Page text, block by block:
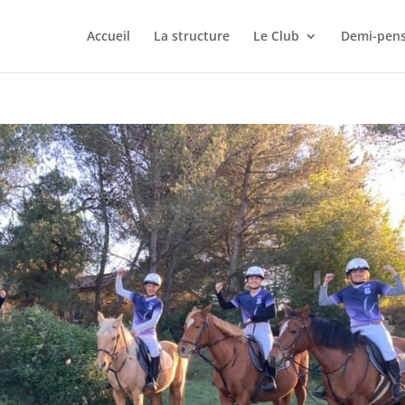
Accueil La structure Le Club Demi-